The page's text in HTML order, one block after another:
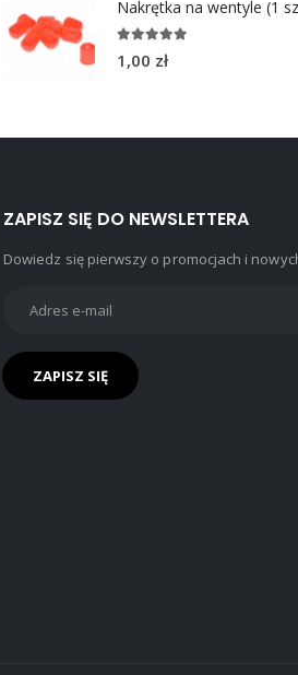
out of 5
1,00 zł
ZAPISZ SIĘ DO NEWSLETTERA
Dowiedz się pierwszy o promocjach i